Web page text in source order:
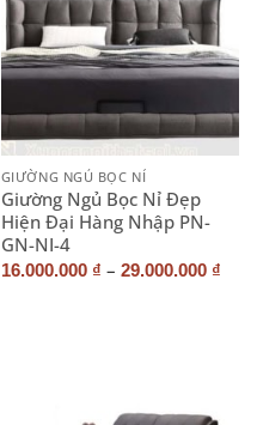
GIƯỜNG NGỦ BỌC NỈ
Giường Ngủ Bọc Nỉ Đẹp
Hiện Đại Hàng Nhập PN-
GN-NI-4
16.000.000 ₫ – 29.000.000 ₫